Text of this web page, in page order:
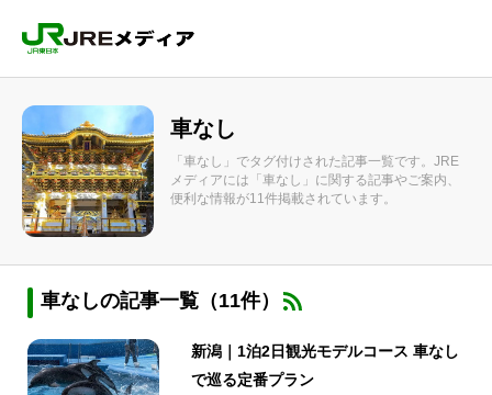
車なし
「車なし」でタグ付けされた記事一覧です。JRE
メディアには「車なし」に関する記事やご案内、
便利な情報が11件掲載されています。
車なしの記事一覧（11件）
新潟｜1泊2日観光モデルコース 車なし
で巡る定番プラン